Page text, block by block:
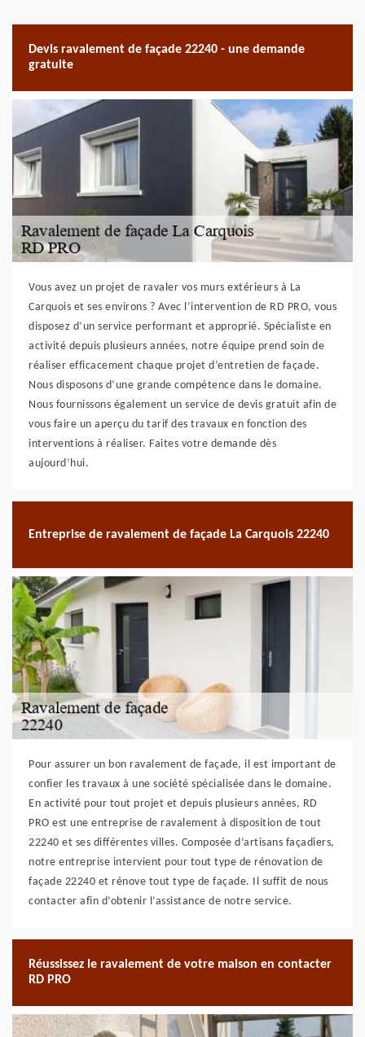
Devis ravalement de façade 22240 - une demande
gratuite
Vous avez un projet de ravaler vos murs extérieurs à La
Carquois et ses environs ? Avec l’intervention de RD PRO, vous
disposez d’un service performant et approprié. Spécialiste en
activité depuis plusieurs années, notre équipe prend soin de
réaliser efficacement chaque projet d’entretien de façade.
Nous disposons d’une grande compétence dans le domaine.
Nous fournissons également un service de devis gratuit afin de
vous faire un aperçu du tarif des travaux en fonction des
interventions à réaliser. Faites votre demande dès
aujourd’hui.
Entreprise de ravalement de façade La Carquois 22240
Pour assurer un bon ravalement de façade, il est important de
confier les travaux à une société spécialisée dans le domaine.
En activité pour tout projet et depuis plusieurs années, RD
PRO est une entreprise de ravalement à disposition de tout
22240 et ses différentes villes. Composée d’artisans façadiers,
notre entreprise intervient pour tout type de rénovation de
façade 22240 et rénove tout type de façade. Il suffit de nous
contacter afin d’obtenir l’assistance de notre service.
Réussissez le ravalement de votre maison en contacter
RD PRO